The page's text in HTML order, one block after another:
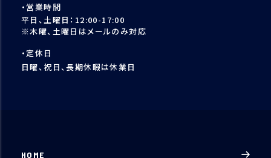
・営業時間
平日、土曜日：12:00-17:00
※木曜、土曜日はメールのみ対応
・定休日
日曜、祝日、長期休暇は休業日
HOME